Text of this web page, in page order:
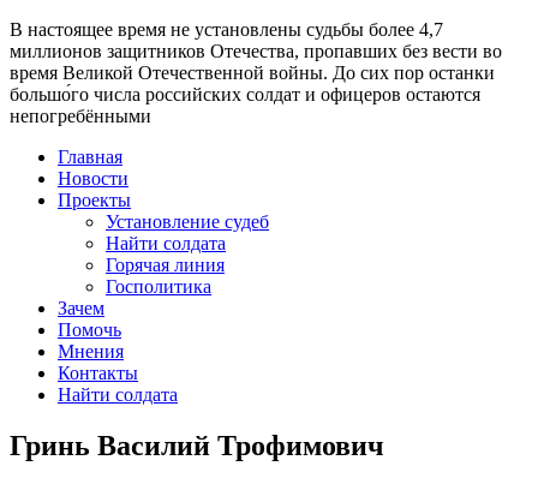
В настоящее время не установлены судьбы более 4,7
миллионов защитников Отечества, пропавших без вести во
время Великой Отечественной войны. До сих пор останки
большо́го числа российских солдат и офицеров остаются
непогребёнными
Главная
Новости
Проекты
Установление судеб
Найти солдата
Горячая линия
Госполитика
Зачем
Помочь
Мнения
Контакты
Найти солдата
Гринь Василий Трофимович